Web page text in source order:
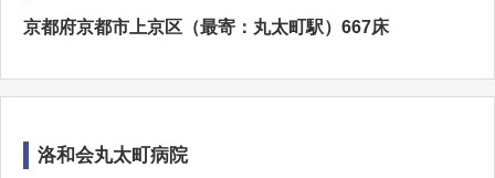
京都府京都市上京区（最寄：丸太町駅）667床
洛和会丸太町病院